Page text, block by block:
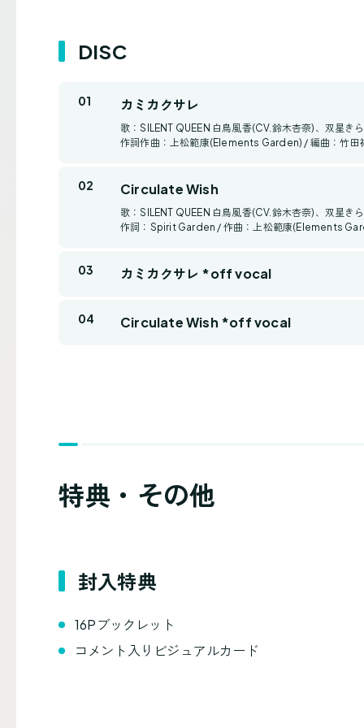
DISC
カミカクサレ
歌：SILENT QUEEN 白鳥風香(CV.鈴木杏奈)、双星き
作詞作曲：上松範康(Elements Garden) / 編曲：竹
Circulate Wish
歌：SILENT QUEEN 白鳥風香(CV.鈴木杏奈)、双星き
作詞：Spirit Garden / 作曲：上松範康(Elements
カミカクサレ *off vocal
Circulate Wish *off vocal
特典・その他
封入特典
16Pブックレット
コメント入りビジュアルカード